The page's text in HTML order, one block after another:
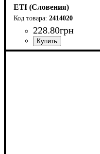
ETI (Словения)
2414020
228.80грн